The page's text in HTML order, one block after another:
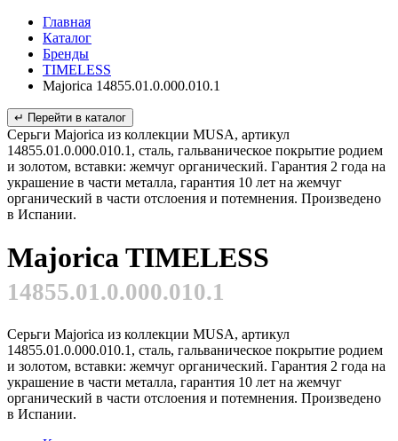
Главная
Каталог
Бренды
TIMELESS
Majorica 14855.01.0.000.010.1
↵ Перейти в каталог
Серьги Majorica из коллекции MUSA, артикул
14855.01.0.000.010.1, сталь, гальваническое покрытие родием
и золотом, вставки: жемчуг органический. Гарантия 2 года на
украшение в части металла, гарантия 10 лет на жемчуг
органический в части отслоения и потемнения. Произведено
в Испании.
Majorica TIMELESS
14855.01.0.000.010.1
Серьги Majorica из коллекции MUSA, артикул
14855.01.0.000.010.1, сталь, гальваническое покрытие родием
и золотом, вставки: жемчуг органический. Гарантия 2 года на
украшение в части металла, гарантия 10 лет на жемчуг
органический в части отслоения и потемнения. Произведено
в Испании.